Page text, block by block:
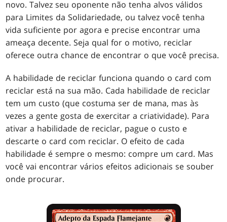
novo. Talvez seu oponente não tenha alvos válidos
para Limites da Solidariedade, ou talvez você tenha
vida suficiente por agora e precise encontrar uma
ameaça decente. Seja qual for o motivo, reciclar
oferece outra chance de encontrar o que você precisa.
A habilidade de reciclar funciona quando o card com
reciclar está na sua mão. Cada habilidade de reciclar
tem um custo (que costuma ser de mana, mas às
vezes a gente gosta de exercitar a criatividade). Para
ativar a habilidade de reciclar, pague o custo e
descarte o card com reciclar. O efeito de cada
habilidade é sempre o mesmo: compre um card. Mas
você vai encontrar vários efeitos adicionais se souber
onde procurar.